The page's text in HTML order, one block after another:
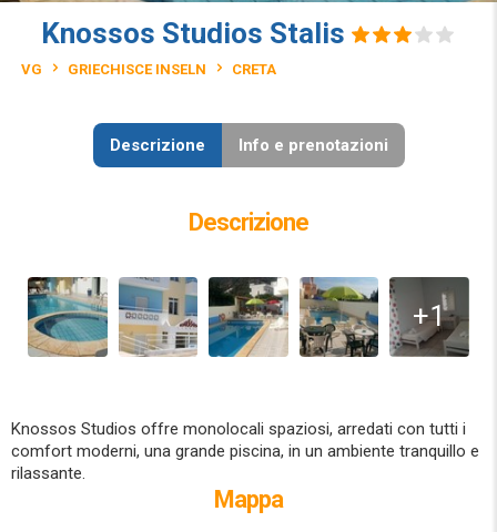
Knossos Studios Stalis
VG GRIECHISCE INSELN CRETA
Descrizione Info e prenotazioni
Descrizione
+1
Knossos Studios offre monolocali spaziosi, arredati con tutti i
comfort moderni, una grande piscina, in un ambiente tranquillo e
rilassante.
Mappa